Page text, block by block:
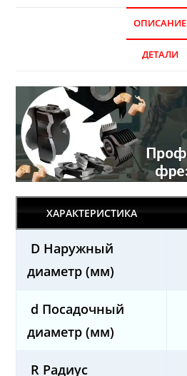
ОПИСАНИЕ
ДЕТАЛИ
ХАРАКТЕРИСТИКА
D Наружный
диаметр (мм)
d Посадочный
диаметр (мм)
R Радиус